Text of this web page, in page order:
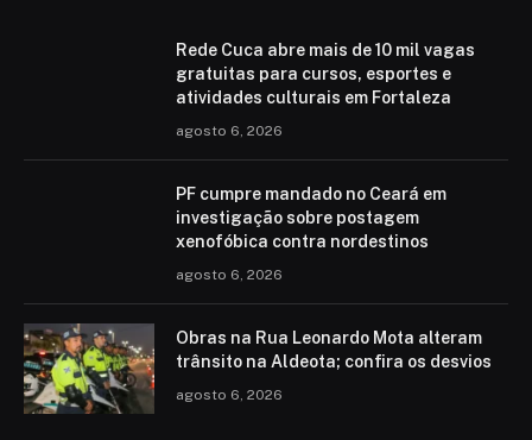
Rede Cuca abre mais de 10 mil vagas
gratuitas para cursos, esportes e
atividades culturais em Fortaleza
agosto 6, 2026
PF cumpre mandado no Ceará em
investigação sobre postagem
xenofóbica contra nordestinos
agosto 6, 2026
Obras na Rua Leonardo Mota alteram
trânsito na Aldeota; confira os desvios
agosto 6, 2026